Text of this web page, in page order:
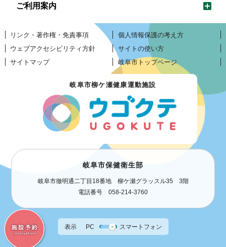
ご利用案内
リンク・著作権・免責事項
個人情報保護の考え方
ウェブアクセシビリティ方針
サイトの使い方
サイトマップ
岐阜市トップページ
岐阜市柳ケ瀬健康運動施設
岐阜市保健衛生部
岐阜市徹明通二丁目18番地 柳ケ瀬グラッスル35 3階
電話番号 058-214-3760
表示 PC スマートフォン